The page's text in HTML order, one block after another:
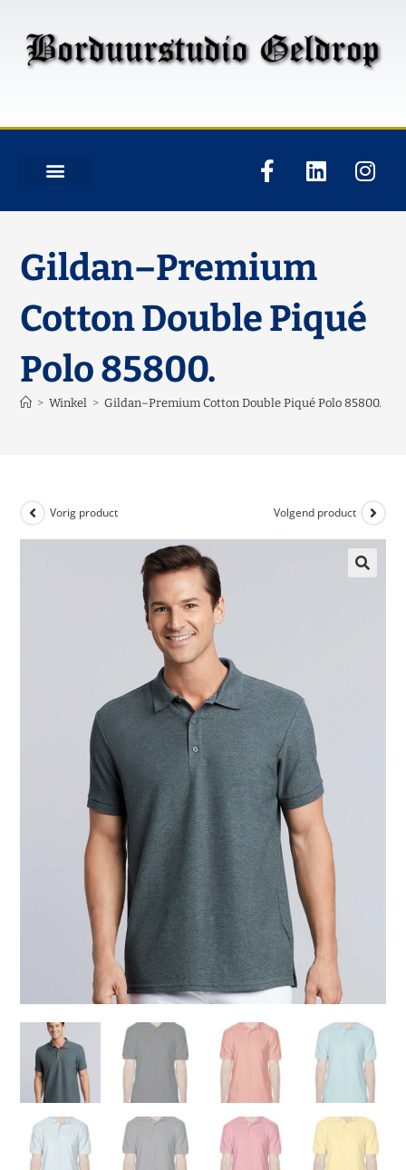
Gildan–Premium
Cotton Double Piqué
Polo 85800.
> Winkel > Gildan–Premium Cotton Double Piqué Polo 85800.
Vorig product Volgend product